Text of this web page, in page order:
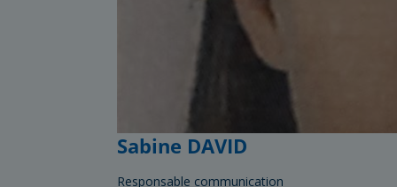
Sabine DAVID
Responsable communication